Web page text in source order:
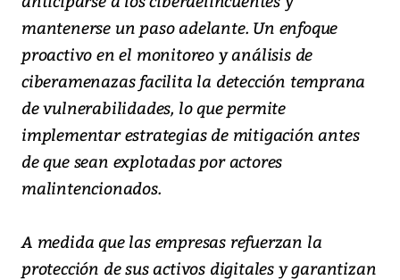
mantenerse un paso adelante. Un enfoque
proactivo en el monitoreo y análisis de
ciberamenazas facilita la detección temprana
de vulnerabilidades, lo que permite
implementar estrategias de mitigación antes
de que sean explotadas por actores
malintencionados.
A medida que las empresas refuerzan la
protección de sus activos digitales y garantizan